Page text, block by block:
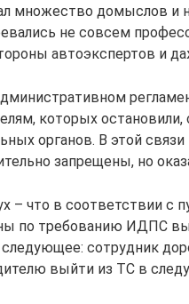
множество домыслов и
не совсем
автоэкспертов и
которых
органов. В этой
запрещены, но
– что в соответствии с
по требованию ИДПС
следующее: сотрудник
выйти из ТС в